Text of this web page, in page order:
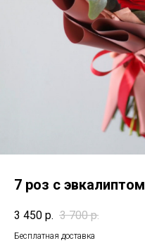
7 роз с эвкалиптом
3 450 р. 3 700 р.
Бесплатная доставка